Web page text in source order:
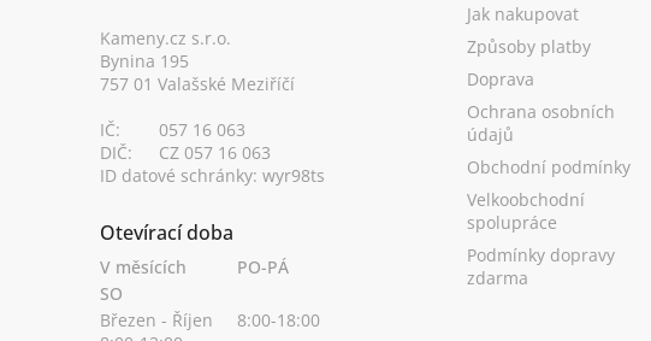
Kameny.cz s.r.o.
Bynina 195
757 01 Valašské Meziříčí
IČ:
057 16 063
DIČ:
CZ 057 16 063
ID datové schránky: wyr98ts
Otevírací doba
V měsících
PO-PÁ
SO
Březen - Říjen
8:00-18:00
Jak nakupovat
Způsoby platby
Doprava
Ochrana osobních
údajů
Obchodní podmínky
Velkoobchodní
spolupráce
Podmínky dopravy
zdarma